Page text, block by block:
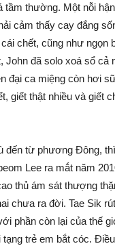
tầm thường. Một nỗi
cảm thấy cay đắng
chết, cũng như ngọn
đã solo xoá sổ cả
đại ca miệng còn hơi
giết thật nhiều và giết
từ phương Đông,
Lee ra mắt năm
thủ ám sát thượng
chưa ra đời. Tae Sik
phần còn lại của thế
trẻ em bắt cóc.